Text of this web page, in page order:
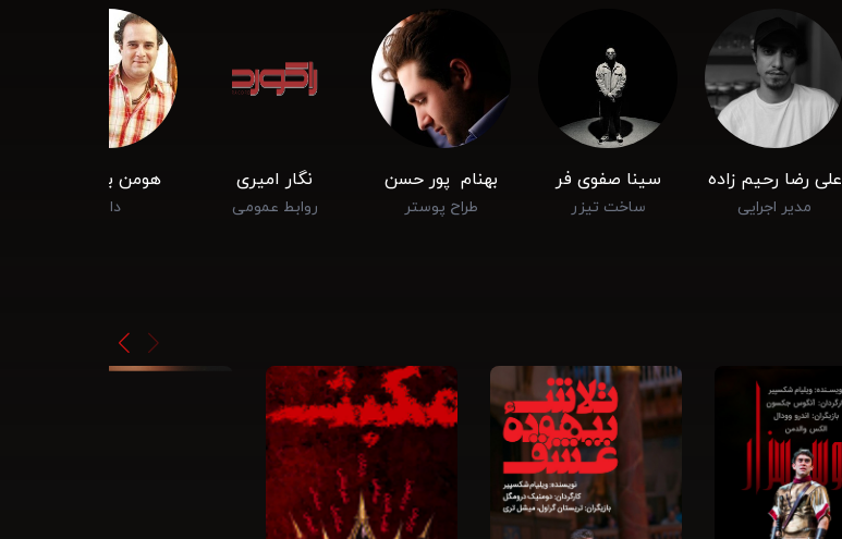
علی رضا رحیم ‌زاده
مدیر اجرایی
سینا صفوی ‌فر
ساخت تیزر
بهنام ‌ پور حسن
طراح پوستر
نگار امیری
روابط عمومی
هومن برق ‌نورد
داور